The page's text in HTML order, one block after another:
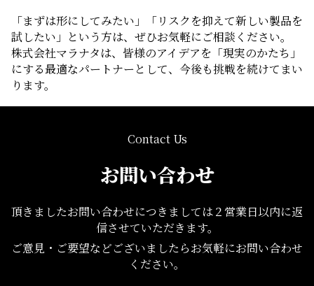
「まずは形にしてみたい」「リスクを抑えて新しい製品を
試したい」という方は、ぜひお気軽にご相談ください。
株式会社マラナタは、皆様のアイデアを「現実のかたち」
にする最適なパートナーとして、今後も挑戦を続けてまい
ります。
Contact Us
お問い合わせ
頂きましたお問い合わせにつきましては２営業日以内に返
信させていただきます。
ご意見・ご要望などございましたらお気軽にお問い合わせ
ください。